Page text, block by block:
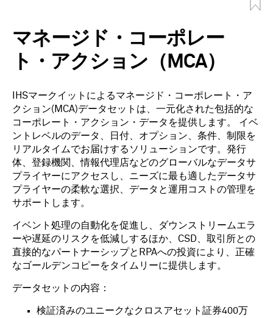
マネージド・コーポレー
ト・アクション（MCA）
IHSマークイットによるマネージド・コーポレート・ア
クション(MCA)データセットは、一元化された包括的な
コーポレート・アクション・データを提供します。 イベ
ントレベルのデータ、日付、オプション、条件、制限を
リアルタイムでお届けするソリューションです。発行
体、登録機関、情報代理店などのグローバルなデータサ
プライヤーにアクセスし、ニーズに最も適したデータサ
プライヤーの柔軟な選択、データと運用コストの管理を
サポートします。
イベント処理の自動化を促進し、ダウンストリームエラ
ーや遅延のリスクを低減しするほか、CSD、取引所との
直接的なパートナーシップとRPAへの投資により、正確
なゴールデンコピーをタイムリーに提供します。
データセットの内容：
検証済みのユニークなクロスアセット証券400万